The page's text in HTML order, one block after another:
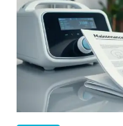
多
元
風
格：
如
何
找